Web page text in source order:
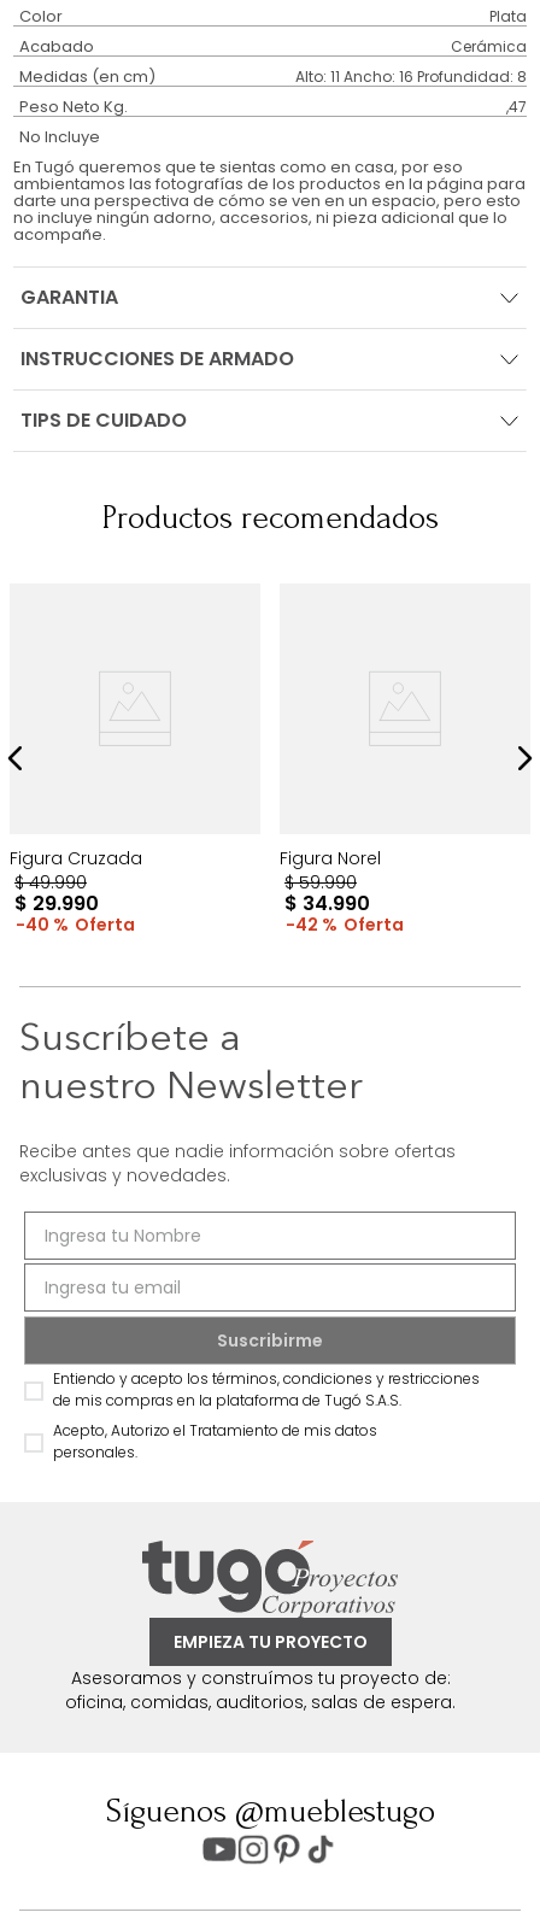
Color Plata
Acabado Cerámica
Medidas (en cm) Alto: 11 Ancho: 16 Profundidad: 8
Peso Neto Kg. ,47
No Incluye
En Tugó queremos que te sientas como en casa, por eso
ambientamos las fotografías de los productos en la página para
darte una perspectiva de cómo se ven en un espacio, pero esto
no incluye ningún adorno, accesorios, ni pieza adicional que lo
acompañe.
GARANTIA
INSTRUCCIONES DE ARMADO
TIPS DE CUIDADO
Productos recomendados
Figura Cruzada
$ 49.990
$ 29.990
40 %
Figura Norel
$ 59.990
$ 34.990
42 %
Suscríbete a
nuestro Newsletter
Recibe antes que nadie información sobre ofertas
exclusivas y novedades.
Entiendo y acepto los términos, condiciones y restricciones
de mis compras en la plataforma de Tugó S.A.S.
Acepto, Autorizo el Tratamiento de mis datos
personales.
EMPIEZA TU PROYECTO
Asesoramos y construímos tu proyecto de:
oficina, comidas, auditorios, salas de espera.
Síguenos @mueblestugo